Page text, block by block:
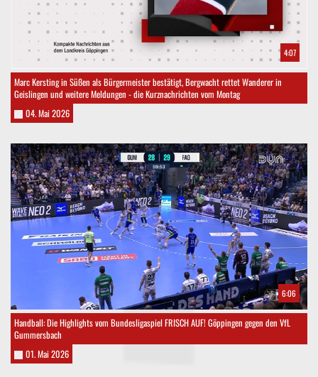
4:07
Marc Kersting in Süßen als Bürgermeister bestätigt, Bergwacht rettet Wanderer in
Geislingen und weitere Meldungen - die Kurznachrichten vom Montag
04. Mai 2026
6:06
Handball: Die Highlights vom Bundesligaspiel FRISCH AUF! Göppingen gegen den VfL
Gummersbach
01. Mai 2026